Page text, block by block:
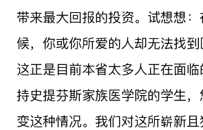
带来最大回报的投资。试想想
候，你或你所爱的人却无法找到
这正是目前本省太多人正在面
持史提芬斯家族医学院的学生
变这种情况。我们对这所崭新